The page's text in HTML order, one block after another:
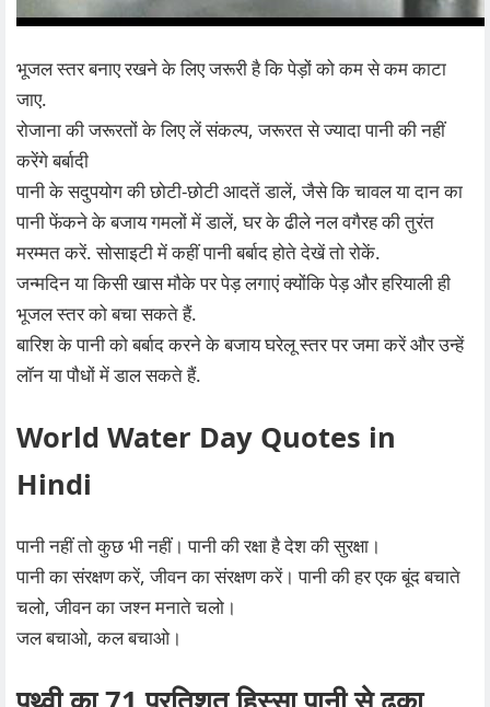
भूजल स्तर बनाए रखने के लिए जरूरी है कि पेड़ों को कम से कम काटा
जाए.
रोजाना की जरूरतों के लिए लें संकल्प, जरूरत से ज्यादा पानी की नहीं
करेंगे बर्बादी
पानी के सदुपयोग की छोटी-छोटी आदतें डालें, जैसे कि चावल या दान का
पानी फेंकने के बजाय गमलों में डालें, घर के ढीले नल वगैरह की तुरंत
मरम्मत करें. सोसाइटी में कहीं पानी बर्बाद होते देखें तो रोकें.
जन्मदिन या किसी खास मौके पर पेड़ लगाएं क्योंकि पेड़ और हरियाली ही
भूजल स्तर को बचा सकते हैं.
बारिश के पानी को बर्बाद करने के बजाय घरेलू स्तर पर जमा करें और उन्हें
लॉन या पौधों में डाल सकते हैं.
World Water Day Quotes in
Hindi
पानी नहीं तो कुछ भी नहीं। पानी की रक्षा है देश की सुरक्षा।
पानी का संरक्षण करें, जीवन का संरक्षण करें। पानी की हर एक बूंद बचाते
चलो, जीवन का जश्न मनाते चलो।
जल बचाओ, कल बचाओ।